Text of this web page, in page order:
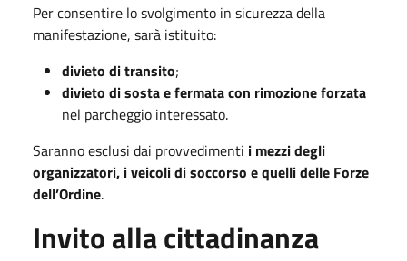
Per consentire lo svolgimento in sicurezza della
manifestazione, sarà istituito:
divieto di transito;
divieto di sosta e fermata con rimozione forzata
nel parcheggio interessato.
Saranno esclusi dai provvedimenti i mezzi degli
organizzatori, i veicoli di soccorso e quelli delle Forze
dell’Ordine.
Invito alla cittadinanza